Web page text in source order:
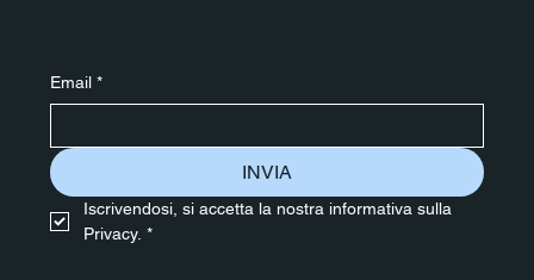
Email *
INVIA
Iscrivendosi, si accetta la nostra informativa sulla
Privacy. *